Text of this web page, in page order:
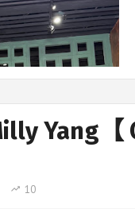
Yang【
10